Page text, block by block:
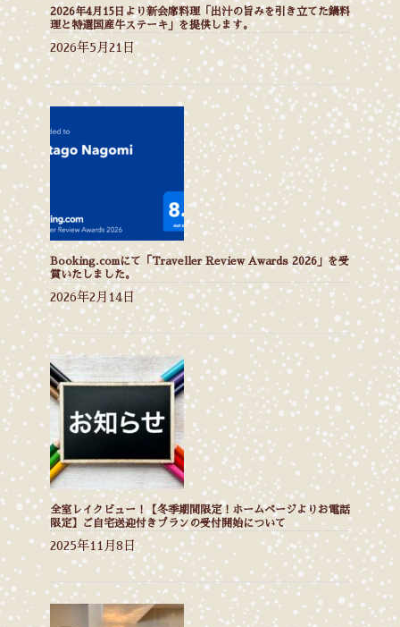
2026年4月15日より新会席料理「出汁の旨みを引き立てた鍋料
理と特選国産牛ステーキ」を提供します。
2026年5月21日
Booking.comにて「Traveller Review Awards 2026」を受
賞いたしました。
2026年2月14日
全室レイクビュー！【冬季期間限定！ホームページよりお電話
限定】ご自宅送迎付きプランの受付開始について
2025年11月8日